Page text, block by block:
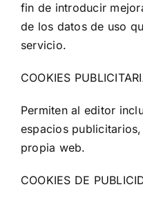
fin de introducir
de los datos de uso
servicio.
COOKIES
Permiten al editor
espacios
propia web.
COOKIES DE